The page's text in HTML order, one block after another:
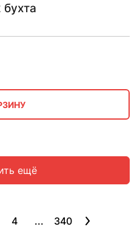
ещё
4 ... 340